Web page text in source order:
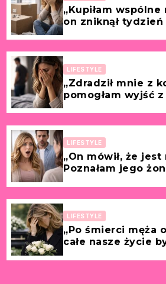
„Kupiłam wspólne
on zniknął tydzień
LIFESTYLE
„Zdradził mnie z
pomogłam wyjść
LIFESTYLE
„On mówił, że
Poznałam jego
LIFESTYLE
„Po śmierci męża
całe nasze życie